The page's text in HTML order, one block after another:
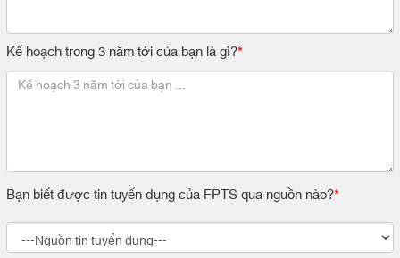
Kế hoạch trong 3 năm tới của bạn là gì?*
Bạn biết được tin tuyển dụng của FPTS qua nguồn nào?*